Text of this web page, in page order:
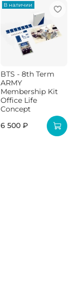
В наличии
BTS - 8th Term
ARMY
Membership Kit
Office Life
Concept
6 500 ₽